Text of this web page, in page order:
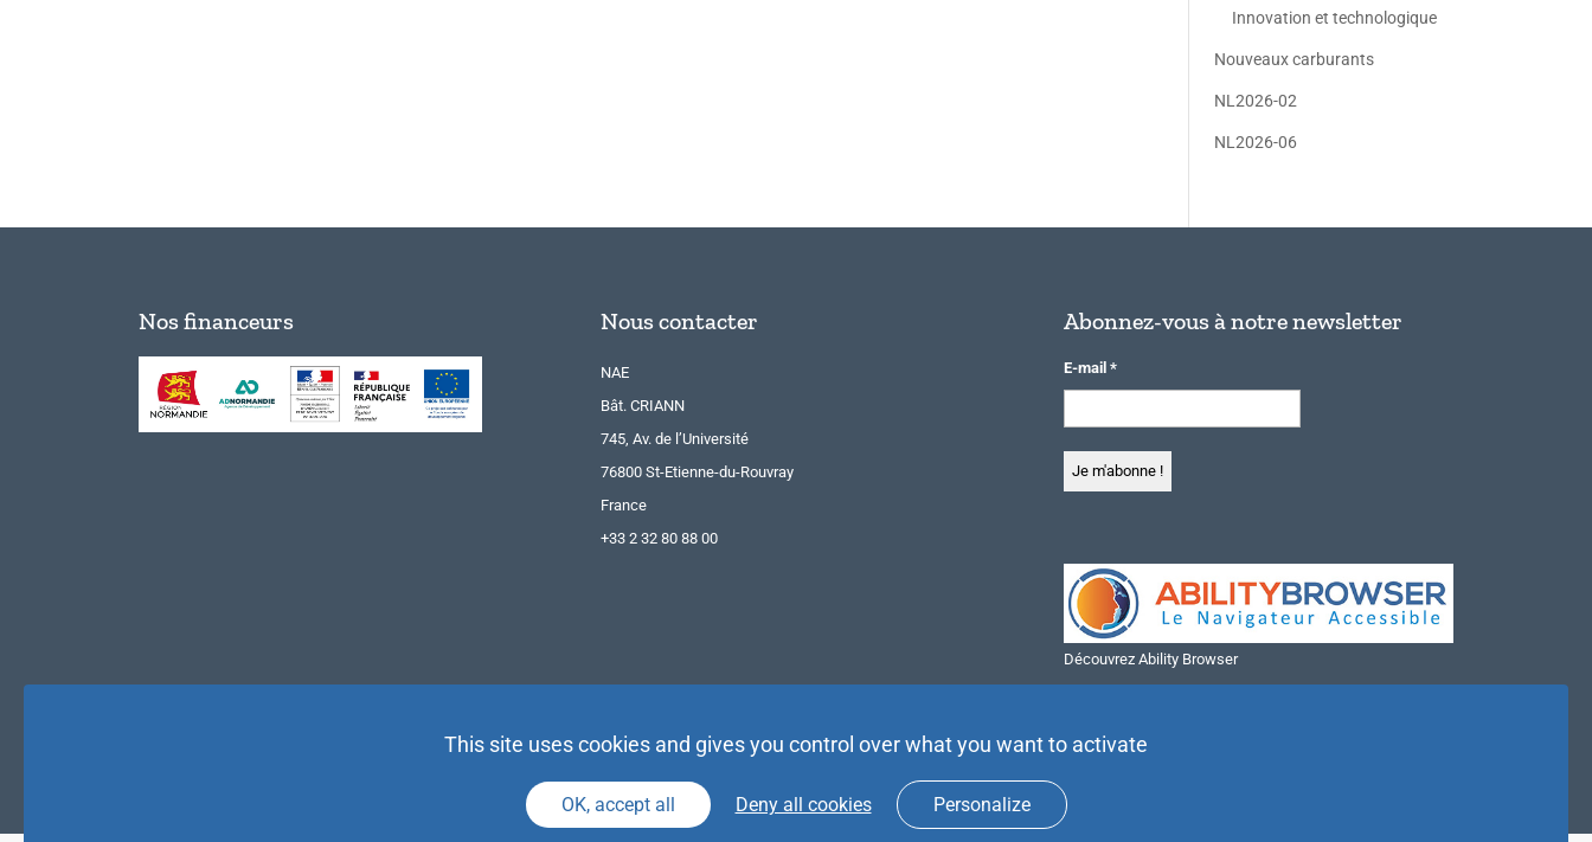
Innovation et technologique
Nouveaux carburants
NL2026-02
NL2026-06
Nos financeurs Nous contacter
NAE
Bât. CRIANN
745, Av. de l’Université
76800 St-Etienne-du-Rouvray
France
+33 2 32 80 88 00
Abonnez-vous à notre newsletter
E-mail *
Découvrez Ability Browser
This site uses cookies and gives you control over what you want to activate
OK, accept all Deny all cookies Personalize